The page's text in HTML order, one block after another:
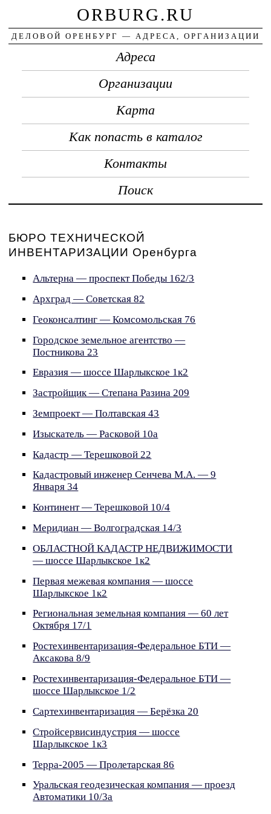
ORBURG.RU
ДЕЛОВОЙ ОРЕНБУРГ — АДРЕСА, ОРГАНИЗАЦИИ
Адреса
Организации
Карта
Как попасть в каталог
Контакты
Поиск
БЮРО ТЕХНИЧЕСКОЙ
ИНВЕНТАРИЗАЦИИ Оренбурга
Альтерна — проспект Победы 162/3
Архград — Советская 82
Геоконсалтинг — Комсомольская 76
Городское земельное агентство —
Постникова 23
Евразия — шоссе Шарлыкское 1к2
Застройщик — Степана Разина 209
Земпроект — Полтавская 43
Изыскатель — Расковой 10а
Кадастр — Терешковой 22
Кадастровый инженер Сенчева М.А. — 9
Января 34
Континент — Терешковой 10/4
Меридиан — Волгоградская 14/3
ОБЛАСТНОЙ КАДАСТР НЕДВИЖИМОСТИ
— шоссе Шарлыкское 1к2
Первая межевая компания — шоссе
Шарлыкское 1к2
Региональная земельная компания — 60 лет
Октября 17/1
Ростехинвентаризация-Федеральное БТИ —
Аксакова 8/9
Ростехинвентаризация-Федеральное БТИ —
шоссе Шарлыкское 1/2
Сартехинвентаризация — Берёзка 20
Стройсервисиндустрия — шоссе
Шарлыкское 1к3
Терра-2005 — Пролетарская 86
Уральская геодезическая компания — проезд
Автоматики 10/3а